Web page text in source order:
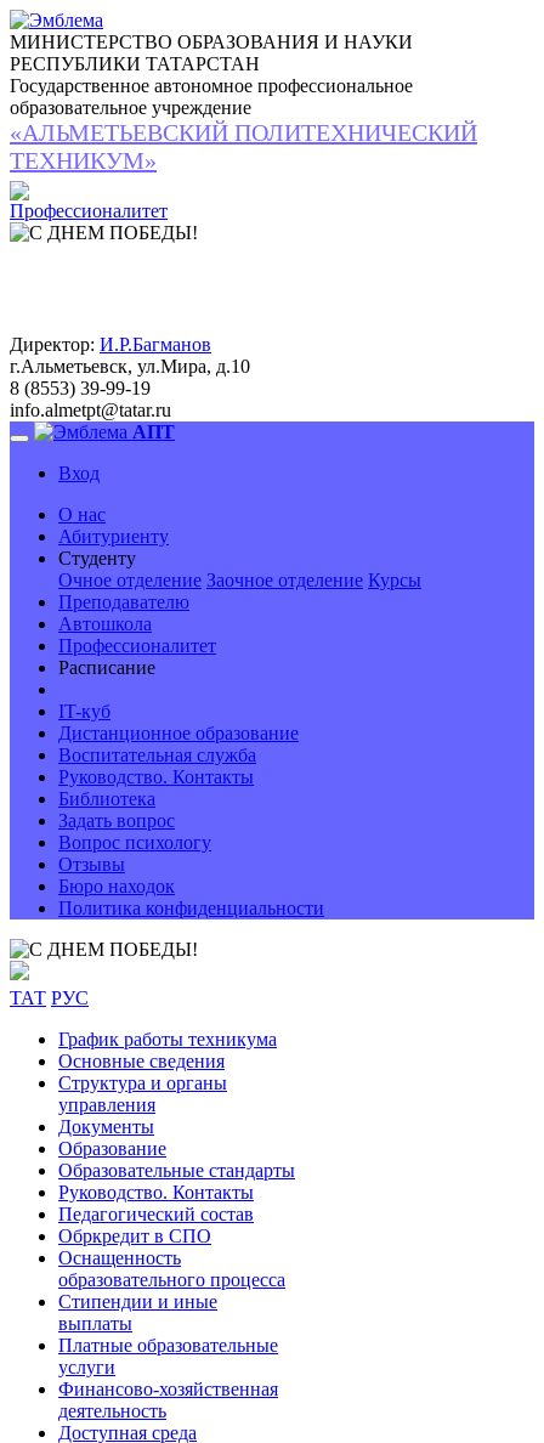
МИНИСТЕРСТВО ОБРАЗОВАНИЯ И НАУКИ
РЕСПУБЛИКИ ТАТАРСТАН
Государственное автономное профессиональное
образовательное учреждение
«АЛЬМЕТЬЕВСКИЙ ПОЛИТЕХНИЧЕСКИЙ
ТЕХНИКУМ»
Директор: И.Р.Багманов
г.Альметьевск, ул.Мира, д.10
8 (8553) 39-99-19
info.almetpt@tatar.ru
АПТ
Вход
О нас
Абитуриенту
Студенту
Очное отделение Заочное отделение Курсы
Преподавателю
Автошкола
Профессионалитет
Расписание
IT-куб
Дистанционное образование
Воспитательная служба
Руководство. Контакты
Библиотека
Задать вопрос
Вопрос психологу
Отзывы
Бюро находок
Политика конфиденциальности
ТАТ РУС
График работы техникума
Основные сведения
Структура и органы
управления
Документы
Образование
Образовательные стандарты
Руководство. Контакты
Педагогический состав
Обркредит в СПО
Оснащенность
образовательного процесса
Стипендии и иные
выплаты
Платные образовательные
услуги
Финансово-хозяйственная
деятельность
Доступная среда